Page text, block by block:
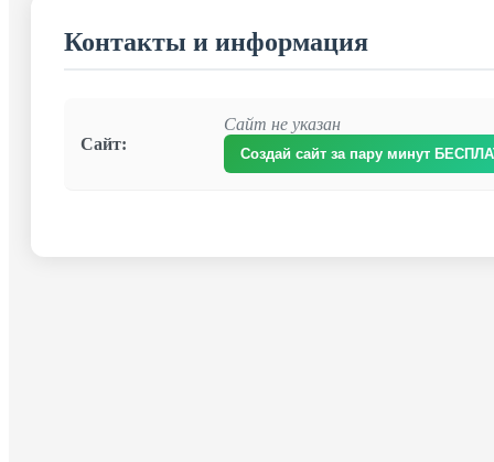
Контакты и информация
Сайт:
Сайт не указан
Создай сайт за пару минут